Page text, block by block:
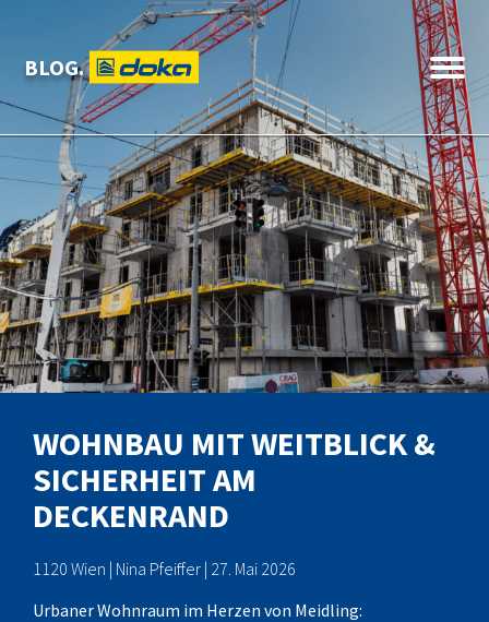
BLOG.
WOHNBAU MIT WEITBLICK &
SICHERHEIT AM
DECKENRAND
1120 Wien | Nina Pfeiffer | 27. Mai 2026
Urbaner Wohnraum im Herzen von Meidling: